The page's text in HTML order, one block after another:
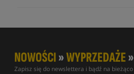
NOWOŚCI»WYPRZEDAŻE»
Zapisz się do newslettera i bądź na bieżąco